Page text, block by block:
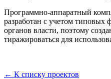
Программно-аппаратный
разработан с учетом
органов власти, поэтому
тиражироваться для
← К списку проектов